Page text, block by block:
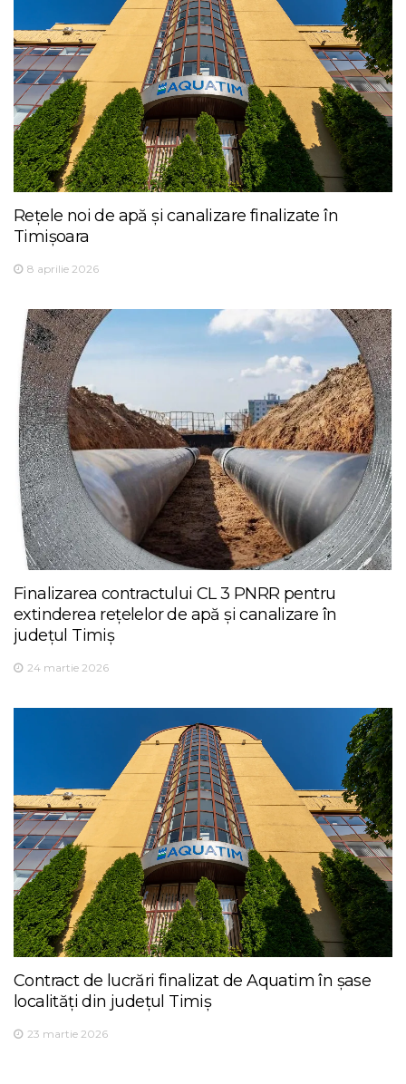
Rețele noi de apă și canalizare finalizate în
Timișoara
8 aprilie 2026
Finalizarea contractului CL 3 PNRR pentru
extinderea rețelelor de apă și canalizare în
județul Timiș
24 martie 2026
Contract de lucrări finalizat de Aquatim în șase
localități din județul Timiș
23 martie 2026